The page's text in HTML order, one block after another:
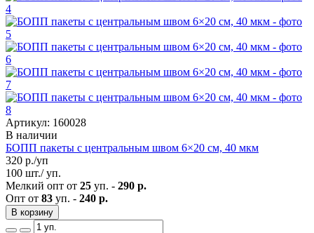
Артикул: 160028
В наличии
БОПП пакеты с центральным швом 6×20 см, 40 мкм
320 р./уп
100 шт./ уп.
Мелкий опт от 25 уп. - 290 р.
Опт от 83 уп. - 240 р.
В корзину